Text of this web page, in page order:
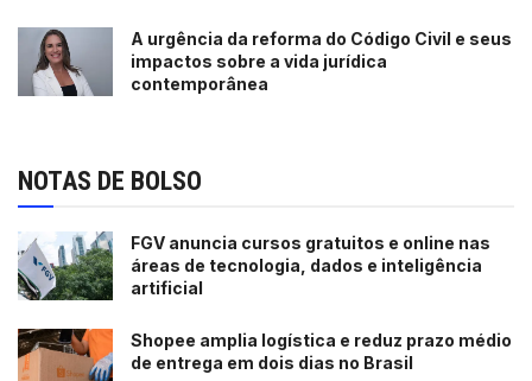
A urgência da reforma do Código Civil e seus
impactos sobre a vida jurídica
contemporânea
NOTAS DE BOLSO
FGV anuncia cursos gratuitos e online nas
áreas de tecnologia, dados e inteligência
artificial
Shopee amplia logística e reduz prazo médio
de entrega em dois dias no Brasil